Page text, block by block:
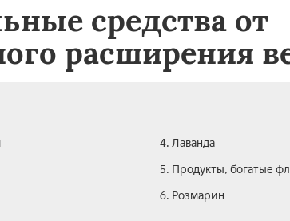
средства от
расширения
4. Лаванда
5. Продукты, богатые
6. Розмарин